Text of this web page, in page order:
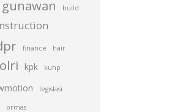
build
finance hair
kpk kuhp
legislasi
ormas